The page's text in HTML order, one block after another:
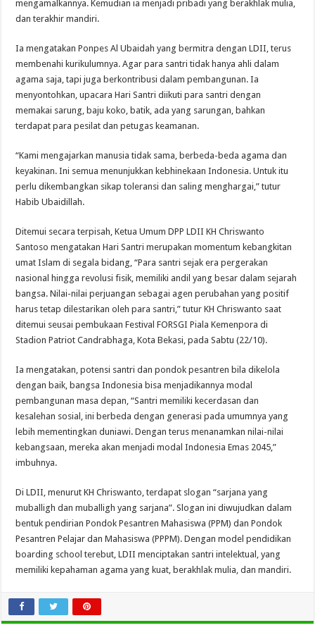
mengamalkannya. Kemudian ia menjadi pribadi yang berakhlak mulia,
dan terakhir mandiri.
Ia mengatakan Ponpes Al Ubaidah yang bermitra dengan LDII, terus
membenahi kurikulumnya. Agar para santri tidak hanya ahli dalam
agama saja, tapi juga berkontribusi dalam pembangunan. Ia
menyontohkan, upacara Hari Santri diikuti para santri dengan
memakai sarung, baju koko, batik, ada yang sarungan, bahkan
terdapat para pesilat dan petugas keamanan.
“Kami mengajarkan manusia tidak sama, berbeda-beda agama dan
keyakinan. Ini semua menunjukkan kebhinekaan Indonesia. Untuk itu
perlu dikembangkan sikap toleransi dan saling menghargai,” tutur
Habib Ubaidillah.
Ditemui secara terpisah, Ketua Umum DPP LDII KH Chriswanto
Santoso mengatakan Hari Santri merupakan momentum kebangkitan
umat Islam di segala bidang, “Para santri sejak era pergerakan
nasional hingga revolusi fisik, memiliki andil yang besar dalam sejarah
bangsa. Nilai-nilai perjuangan sebagai agen perubahan yang positif
harus tetap dilestarikan oleh para santri,” tutur KH Chriswanto saat
ditemui seusai pembukaan Festival FORSGI Piala Kemenpora di
Stadion Patriot Candrabhaga, Kota Bekasi, pada Sabtu (22/10).
Ia mengatakan, potensi santri dan pondok pesantren bila dikelola
dengan baik, bangsa Indonesia bisa menjadikannya modal
pembangunan masa depan, “Santri memiliki kecerdasan dan
kesalehan sosial, ini berbeda dengan generasi pada umumnya yang
lebih mementingkan duniawi. Dengan terus menanamkan nilai-nilai
kebangsaan, mereka akan menjadi modal Indonesia Emas 2045,”
imbuhnya.
Di LDII, menurut KH Chriswanto, terdapat slogan “sarjana yang
muballigh dan muballigh yang sarjana”. Slogan ini diwujudkan dalam
bentuk pendirian Pondok Pesantren Mahasiswa (PPM) dan Pondok
Pesantren Pelajar dan Mahasiswa (PPPM). Dengan model pendidikan
boarding school terebut, LDII menciptakan santri intelektual, yang
memiliki kepahaman agama yang kuat, berakhlak mulia, dan mandiri.